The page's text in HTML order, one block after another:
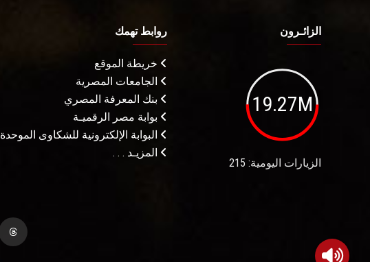
الزائـرون
19.27M
الزيارات اليومية: 215
روابط تهمك
خريطة الموقع
الجامعات المصرية
بنك المعرفة المصري
بوابة مصر الرقميـة
البوابة الإلكترونية للشكاوى الموحدة
المزيـد . . .